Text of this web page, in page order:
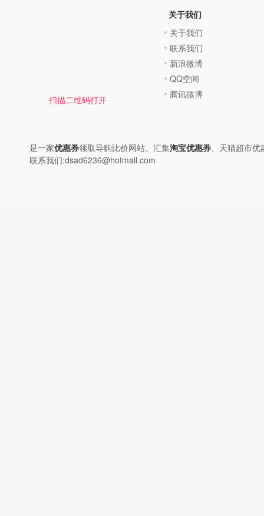
扫描二维码打开
关于我们
关于我们
联系我们
新浪微博
QQ空间
腾讯微博
是一家优惠券领取导购比价网站。汇集淘宝优惠券、天猫超市优
联系我们:dsad6236@hotmail.com